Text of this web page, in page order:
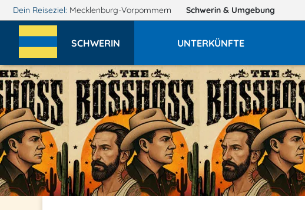
Dein Reiseziel: Mecklenburg-Vorpommern Schwerin & Umgebung
SCHWERIN UNTERKÜNFTE